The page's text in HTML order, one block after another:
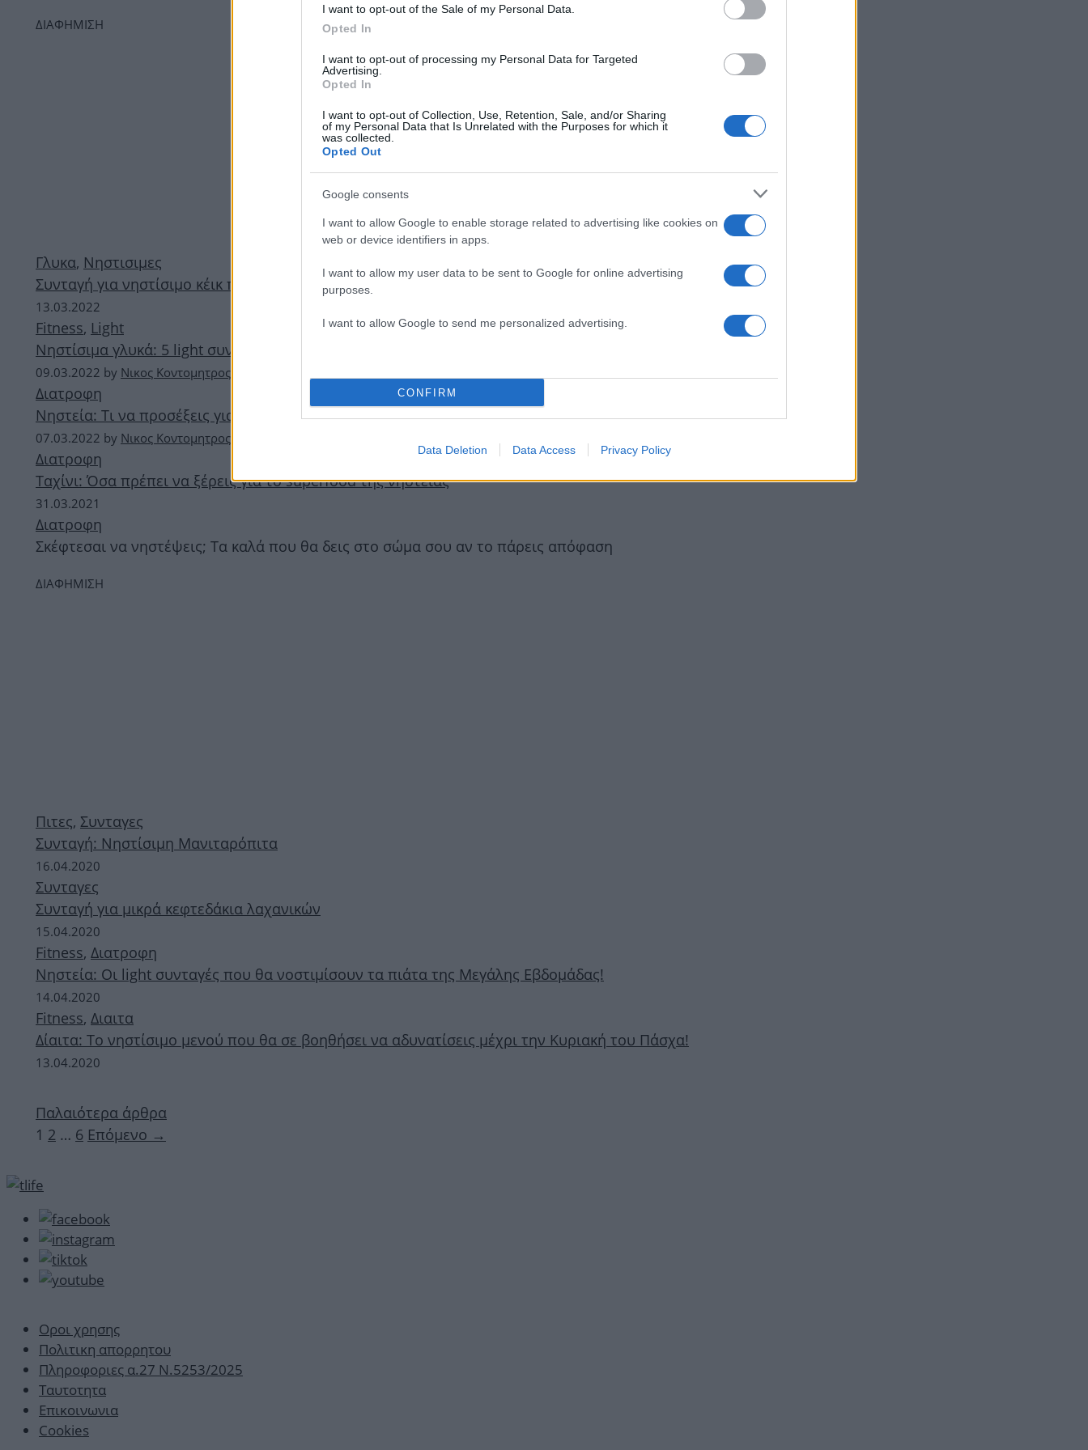
I want to opt-out of the Sale of my Personal Data.
Opted In
I want to opt-out of processing my Personal Data for Targeted
Advertising.
Opted In
I want to opt-out of Collection, Use, Retention, Sale, and/or Sharing
of my Personal Data that Is Unrelated with the Purposes for which it
was collected.
Opted Out
Google consents
I want to allow Google to enable storage related to advertising like cookies on
web or device identifiers in apps.
I want to allow my user data to be sent to Google for online advertising
purposes.
I want to allow Google to send me personalized advertising.
CONFIRM
Data Deletion Data Access Privacy Policy
ΔΙΑΦΗΜΙΣΗ
Γλυκα, Νηστισιμες
Συνταγή για νηστίσιμο κέικ πορτοκάλι
13.03.2022
Fitness, Light
Νηστίσιμα γλυκά: 5 light συνταγές για να “γλυκάνεις” τη φετινή Σαρακοστή
09.03.2022 by Νικος Κοντομητρος
Διατροφη
Νηστεία: Τι να προσέξεις για να μην πάρεις κιλά
07.03.2022 by Νικος Κοντομητρος
Διατροφη
Ταχίνι: Όσα πρέπει να ξέρεις για το superfood της νηστείας
31.03.2021
Διατροφη
Σκέφτεσαι να νηστέψεις; Τα καλά που θα δεις στο σώμα σου αν το πάρεις απόφαση
ΔΙΑΦΗΜΙΣΗ
Πιτες, Συνταγες
Συνταγή: Νηστίσιμη Μανιταρόπιτα
16.04.2020
Συνταγες
Συνταγή για μικρά κεφτεδάκια λαχανικών
15.04.2020
Fitness, Διατροφη
Νηστεία: Οι light συνταγές που θα νοστιμίσουν τα πιάτα της Μεγάλης Εβδομάδας!
14.04.2020
Fitness, Διαιτα
Δίαιτα: Το νηστίσιμο μενού που θα σε βοηθήσει να αδυνατίσεις μέχρι την Κυριακή του Πάσχα!
13.04.2020
Παλαιότερα άρθρα
Σελίδα
1 Σελίδα
2 … Σελίδα
6 Επόμενο →
Οροι χρησης
Πολιτικη απορρητου
Πληροφοριες α.27 Ν.5253/2025
Ταυτοτητα
Επικοινωνια
Cookies